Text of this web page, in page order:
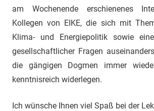
am Wochenende erschienenes
Kollegen von EIKE, die sich mit
Klima- und Energiepolitik sowie
gesellschaftlicher Fragen
die gängigen Dogmen immer
kenntnisreich widerlegen.
Ich wünsche Ihnen viel Spaß bei der